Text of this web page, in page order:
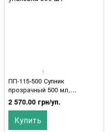
1
ПП-115-500 Супник
прозрачный 500 мл,
упаковка 500 шт
2 570.00 грн/уп.
Купить